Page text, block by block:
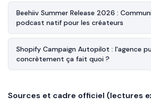
Beehiiv Summer Release 2026 :
podcast natif pour les créateurs
Shopify Campaign Autopilot : l'agence
concrètement ça fait quoi ?
Sources et cadre officiel (lectures